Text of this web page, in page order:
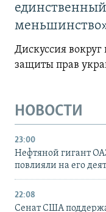
Дискуссия
защиты прав
НОВОСТИ
23:00
Нефтяной гигант
повлияли на его
22:08
Сенат США